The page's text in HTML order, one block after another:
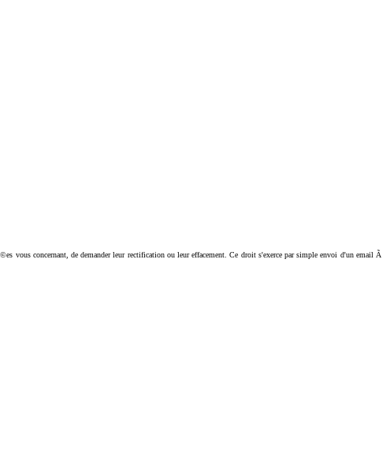
concernant, de demander leur rectification ou leur effacement. Ce droit s'exerce par simple envoi d'un email Ã